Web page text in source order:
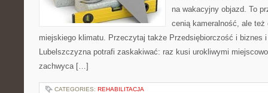
na wakacyjny objazd. To
cenią kameralność, ale też
miejskiego klimatu. Przeczytaj także Przedsiębiorczość i biznes
Lubelszczyzna potrafi zaskakiwać: raz kusi urokliwymi
zachwyca […]
CATEGORIES: REHABILITACJA